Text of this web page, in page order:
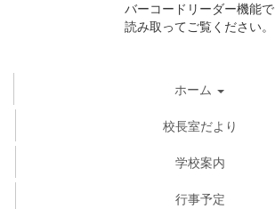
バーコードリーダー機能で
読み取ってご覧ください。
ホーム
校長室だより
学校案内
行事予定